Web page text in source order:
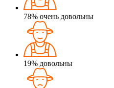
78% очень довольны
19% довольны